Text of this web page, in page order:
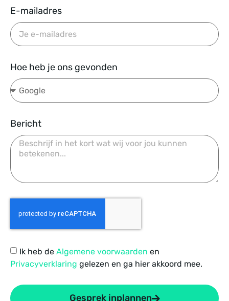
E-mailadres
Hoe heb je ons gevonden
Bericht
Ik heb de Algemene voorwaarden en
Privacyverklaring gelezen en ga hier akkoord mee.
Gesprek inplannen